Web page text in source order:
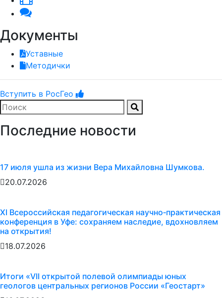
Документы
Уставные
Методички
Вступить в РосГео
Последние новости
17 июля ушла из жизни Вера Михайловна Шумкова.
20.07.2026
XI Всероссийская педагогическая научно‑практическая
конференция в Уфе: сохраняем наследие, вдохновляем
на открытия!
18.07.2026
Итоги «VII открытой полевой олимпиады юных
геологов центральных регионов России «Геостарт»